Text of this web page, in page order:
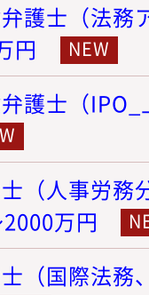
護士（法務
円
護士（
（人事労務
万円
（国際法務